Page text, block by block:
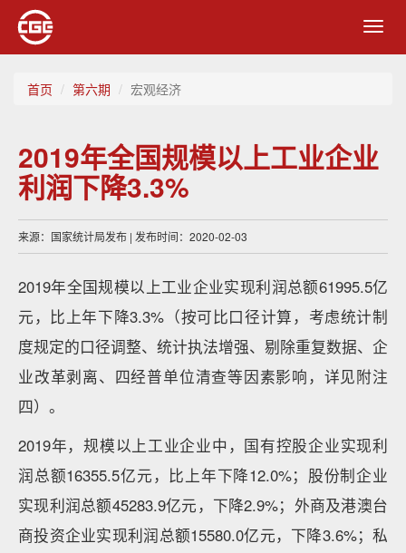
首页 第六期 宏观经济
2019年全国规模以上工业企业
利润下降3.3%
来源：国家统计局发布 | 发布时间：2020-02-03
2019年全国规模以上工业企业实现利润总额61995.5亿
元，比上年下降3.3%（按可比口径计算，考虑统计制
度规定的口径调整、统计执法增强、剔除重复数据、企
业改革剥离、四经普单位清查等因素影响，详见附注
四）。
2019年，规模以上工业企业中，国有控股企业实现利
润总额16355.5亿元，比上年下降12.0%；股份制企业
实现利润总额45283.9亿元，下降2.9%；外商及港澳台
商投资企业实现利润总额15580.0亿元，下降3.6%；私